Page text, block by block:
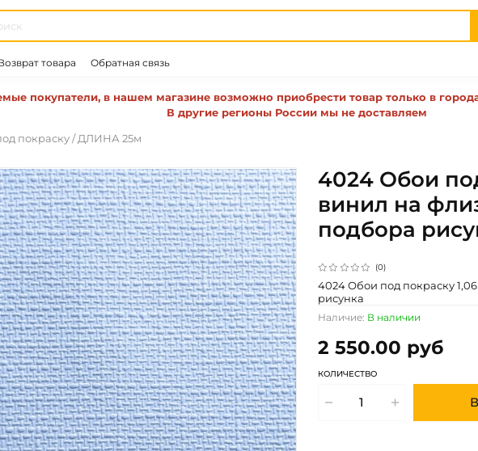
товара Обратная связь
покупатели, в нашем магазине возможно приобрести товар только в
В другие регионы России мы не доставляем
покраску / ДЛИНА 25м
(0)
Наличие: В наличии
4024 Обои
винил на
подбора
2 550.00 руб
КОЛИЧЕСТВО
4024 Обои под покраску
рисунка